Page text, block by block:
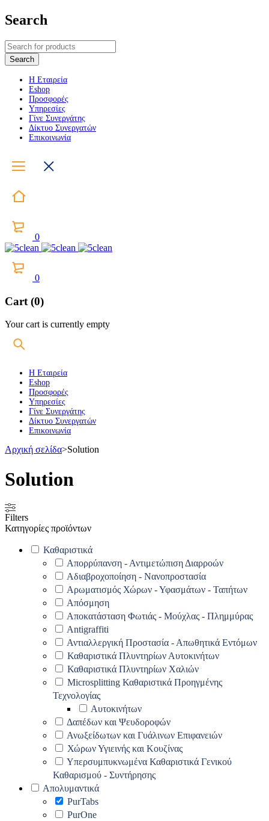
Search
Η Εταιρεία
Eshop
Προσφορές
Υπηρεσίες
Γίνε Συνεργάτης
Δίκτυο Συνεργατών
Επικοινωνία
0
0
Cart (0)
Your cart is currently empty
Η Εταιρεία
Eshop
Προσφορές
Υπηρεσίες
Γίνε Συνεργάτης
Δίκτυο Συνεργατών
Επικοινωνία
Αρχική σελίδα>Solution
Solution
Filters
Κατηγορίες προϊόντων
Καθαριστικά
Απορρύπανση - Αντιμετώπιση Διαρροών
Αδιαβροχοποίηση - Νανοπροστασία
Αρωματισμός Χώρων - Υφασμάτων - Ταπήτων
Απόσμηση
Αποκατάσταση Φωτιάς - Μούχλας - Πλημμύρας
Antigraffiti
Αντιαλλεργική Προστασία - Απωθητικά Εντόμων
Καθαριστικά Πλυντηρίων Αυτοκινήτων
Καθαριστικά Πλυντηρίων Χαλιών
Microsplitting Καθαριστικά Προηγμένης
Τεχνολογίας
Αυτοκινήτων
Δαπέδων και Ψευδοροφών
Ανωξείδωτων και Γυάλινων Επιφανειών
Χώρων Υγιεινής και Κουζίνας
Υπερσυμπυκνωμένα Καθαριστικά Γενικού
Καθαρισμού - Συντήρησης
Απολυμαντικά
PurTabs
PurOne